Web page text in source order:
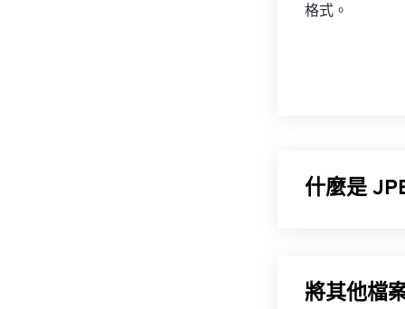
格式。
什麼是
輸和在網站上
將其他檔